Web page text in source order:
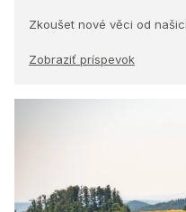
Zkoušet nové věci od
Zobraziť príspevok